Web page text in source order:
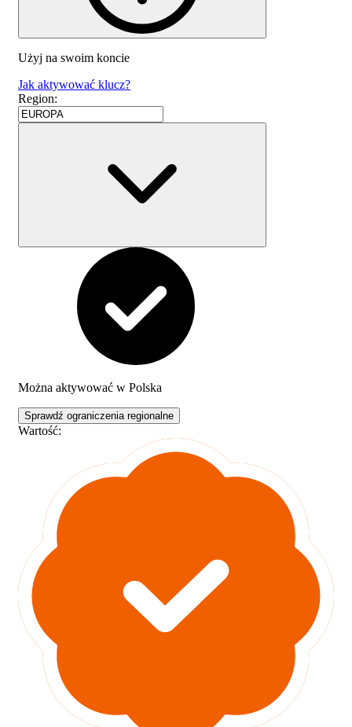
Użyj na swoim koncie
Jak aktywować klucz?
Region:
Można aktywować w Polska
Sprawdź ograniczenia regionalne
Wartość: